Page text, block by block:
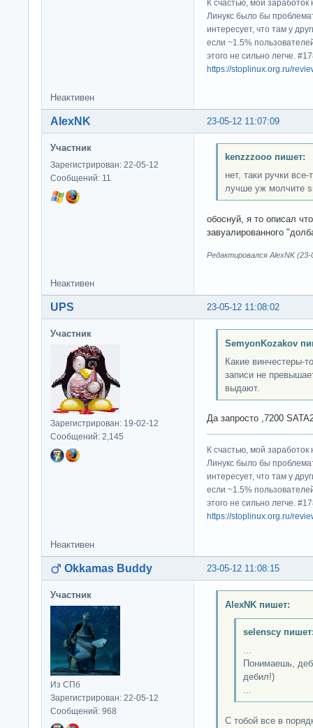
К счастью, мой
Линукс было бы
интересует, что там у
если ~1.5%
этого не сильно легче.
https://stoplinux.org.ru/
Неактивен
23-05-12 11:07:09
AlexNK
Участник
Зарегистрирован: 22-05-12
Сообщений: 11
kenzzzooo пишет:
нет, таки ручки
лучше уж молчите
обоснуй, я то описал
завуалированного
Редактировался AlexNK (23-
Неактивен
23-05-12 11:08:02
UPS
Участник
Зарегистрирован: 19-02-12
Сообщений: 2,145
SemyonKozakov
Какие винчестеры-
записи не
выдают.
Да запросто ,7200
К счастью, мой
Линукс было бы
интересует, что там у
если ~1.5%
этого не сильно легче.
https://stoplinux.org.ru/
Неактивен
23-05-12 11:08:15
Okkamas Buddy
Участник
Из СПб
Зарегистрирован: 22-05-12
Сообщений: 968
AlexNK пишет:
selenscy
...
Понимаешь,
дебил!)
...
С тобой все в